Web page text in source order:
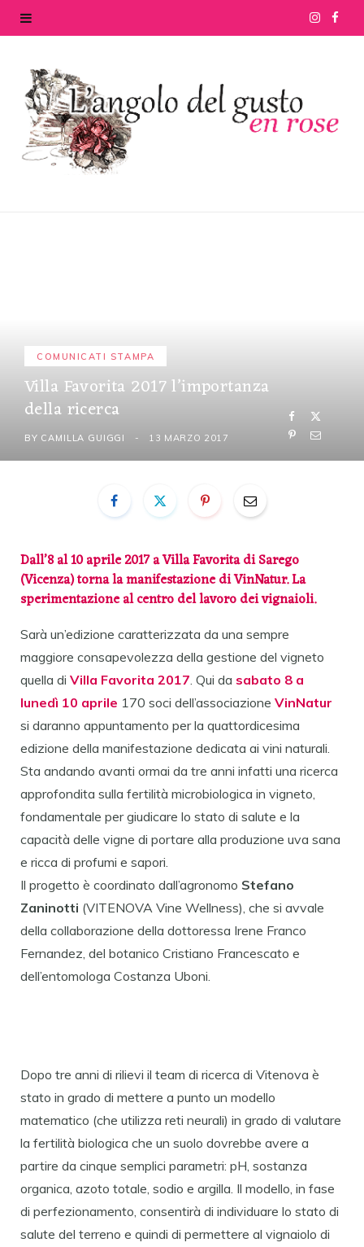
I
t e
COMUNICATI STAMPA
Villa Favorita 2017 l’importanza
della ricerca
BY CAMILLA GUIGGI 13 MARZO 2017
Dall’8 al 10 aprile 2017 a Villa Favorita di Sarego
(Vicenza) torna la manifestazione di VinNatur. La
sperimentazione al centro del lavoro dei vignaioli.
Sarà un’edizione caratterizzata da una sempre
maggiore consapevolezza della gestione del vigneto
quella di Villa Favorita 2017 . Qui da sabato 8 a
lunedì 10 aprile 170 soci dell’associazione VinNatur
si daranno appuntamento per la quattordicesima
edizione della manifestazione dedicata ai vini naturali.
Sta andando avanti ormai da tre anni infatti una ricerca
approfondita sulla fertilità microbiologica in vigneto,
fondamentale per giudicare lo stato di salute e la
capacità delle vigne di portare alla produzione uva sana
e ricca di profumi e sapori.
Il progetto è coordinato dall’agronomo Stefano
Zaninotti (VITENOVA Vine Wellness), che si avvale
della collaborazione della dottoressa Irene Franco
Fernandez, del botanico Cristiano Francescato e
dell’entomologa Costanza Uboni.
Dopo tre anni di rilievi il team di ricerca di Vitenova è
stato in grado di mettere a punto un modello
matematico (che utilizza reti neurali) in grado di valutare
la fertilità biologica che un suolo dovrebbe avere a
partire da cinque semplici parametri: pH, sostanza
organica, azoto totale, sodio e argilla. Il modello, in fase
di perfezionamento, consentirà di individuare lo stato di
salute del terreno e quindi di permettere al vignaiolo di